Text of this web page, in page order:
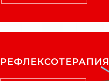
РЕФЛЕКСОТЕРАПИЯ